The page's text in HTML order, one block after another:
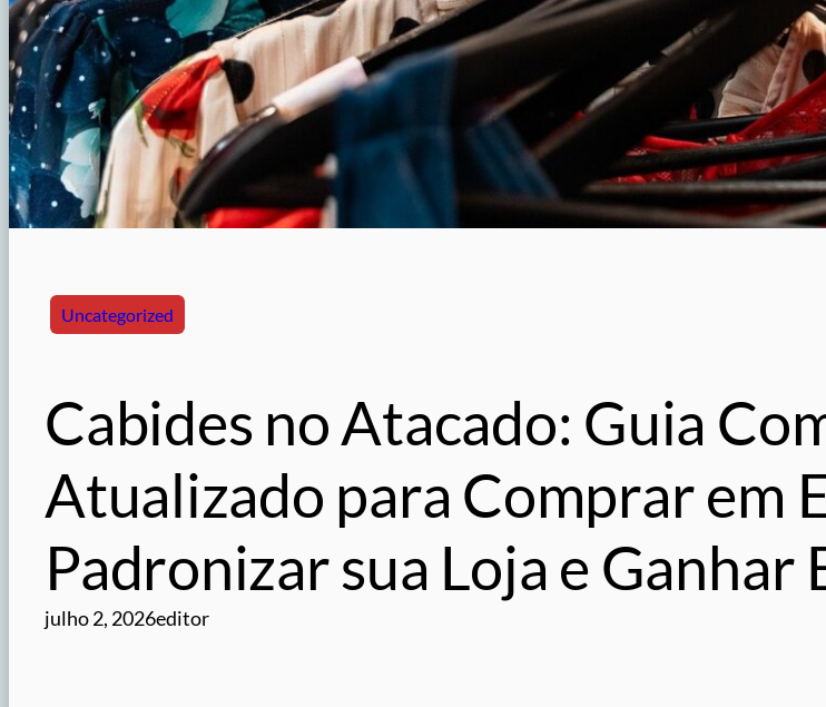
Uncategorized
Cabides no Atacado: Guia
Atualizado para Comprar em
Padronizar sua Loja e Ganhar
julho 2, 2026editor